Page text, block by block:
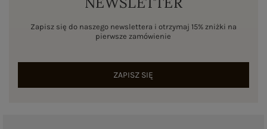
Zapisz się do naszego newslettera i otrzymaj 15% zniżki na
pierwsze zamówienie
ZAPISZ SIĘ